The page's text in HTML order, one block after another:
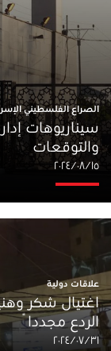
الصراع الفلسطيني
سيناريوهات
والتوقعات
١٥‏/٠٨‏/٢٠٢٤
علاقات دولية
اغتيال شكر
الردع مجدداً
٣١‏/٠٧‏/٢٠٢٤